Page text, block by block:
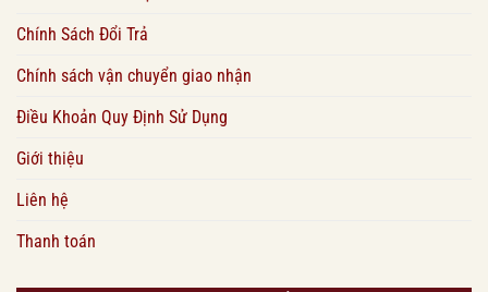
Chính Sách Đổi Trả
Chính sách vận chuyển giao nhận
Điều Khoản Quy Định Sử Dụng
Giới thiệu
Liên hệ
Thanh toán